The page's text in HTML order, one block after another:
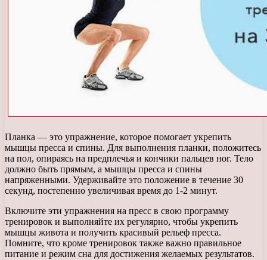
Планка — это упражнение, которое помогает укрепить
мышцы пресса и спины. Для выполнения планки, положитесь
на пол, опираясь на предплечья и кончики пальцев ног. Тело
должно быть прямым, а мышцы пресса и спины
напряженными. Удерживайте это положение в течение 30
секунд, постепенно увеличивая время до 1-2 минут.
Включите эти упражнения на пресс в свою программу
тренировок и выполняйте их регулярно, чтобы укрепить
мышцы живота и получить красивый рельеф пресса.
Помните, что кроме тренировок также важно правильное
питание и режим сна для достижения желаемых результатов.